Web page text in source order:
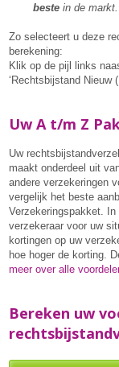
beste in de markt.
Zo selecteert u deze
berekening:
Klik op de pijl links
‘Rechtsbijstand Nieuw
Uw A t/m Z
Uw
maakt onderdeel uit
andere verzekeringen
vergelijk het beste
Verzekeringspakket.
verzekeraar voor uw
kortingen op uw
hoe hoger de korting.
meer over alle
Bereken uw